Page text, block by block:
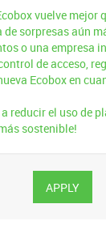
vuelve mejor
sorpresas aún
o una empresa
de acceso,
Ecobox en
reducir el uso de
sostenible!
APPLY